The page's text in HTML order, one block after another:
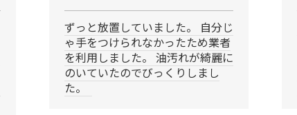
ずっと放置していました。 自分じ
ゃ手をつけられなかったため業者
を利用しました。 油汚れが綺麗に
のいていたのでびっくりしまし
た。